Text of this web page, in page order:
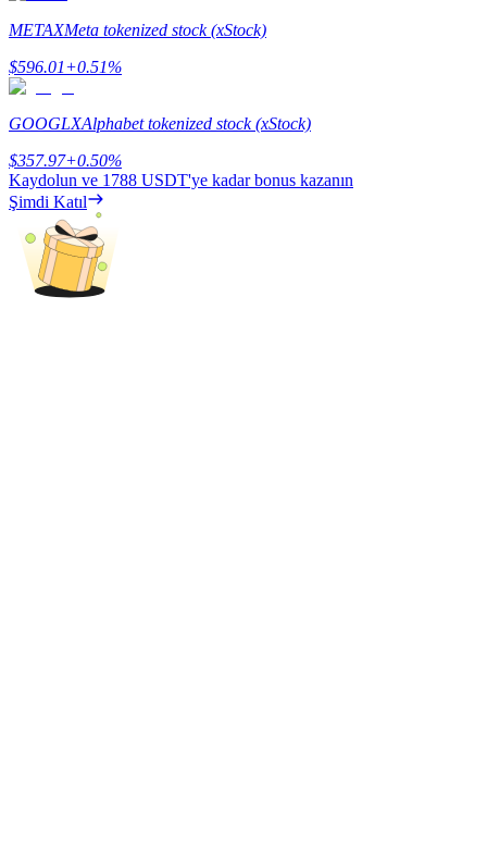
Share 500000 CASHCAT prize pool
Exclusive for BitMart Users
Register & Trade to Win 500,000 USDT
METAXMeta tokenized stock (xStock)
$596.01+0.51%
GOOGLXAlphabet tokenized stock (xStock)
$357.97+0.50%
Kaydolun ve 1788 USDT'ye kadar bonus kazanın
Şimdi Katıl